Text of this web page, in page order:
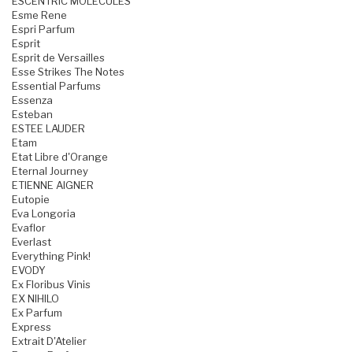
Esme Rene
Espri Parfum
Esprit
Esprit de Versailles
Esse Strikes The Notes
Essential Parfums
Essenza
Esteban
ESTEE LAUDER
Etam
Etat Libre d'Orange
Eternal Journey
ETIENNE AIGNER
Eutopie
Eva Longoria
Evaflor
Everlast
Everything Pink!
EVODY
Ex Floribus Vinis
EX NIHILO
Ex Parfum
Express
Extrait D'Atelier